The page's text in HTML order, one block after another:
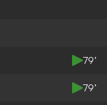
79’
79’